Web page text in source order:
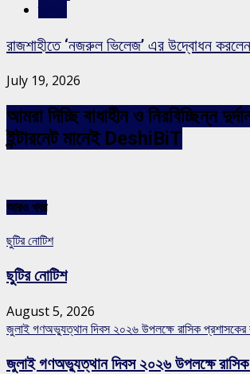
রাজশাহীতে ‘নজরুল ভিলেজ’ এর উদ্বোধন করলেন
July 19, 2026
আমরা দিচ্ছি বাধাহীন ও নিরবিচ্ছিন্ন
ইন্টারনেট মানেই DeshiBiT
আরও খবর
ছুটির নোটিশ
ছুটির নোটিশ
August 5, 2026
জুলাই গণঅভ্যুত্থান দিবস ২০২৬ উপলক্ষে রাসিক প্রশাসকের
জুলাই গণঅভ্যুত্থান দিবস ২০২৬ উপলক্ষে রাসিক